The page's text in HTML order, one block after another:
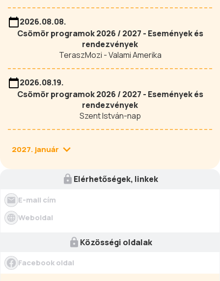
2026.08.08.
Csömör programok 2026 / 2027 - Események és
rendezvények
TeraszMozi - Valami Amerika
2026.08.19.
Csömör programok 2026 / 2027 - Események és
rendezvények
Szent István-nap
2027. január
Elérhetőségek, linkek
E-mail cím
Weboldal
Közösségi oldalak
Facebook oldal